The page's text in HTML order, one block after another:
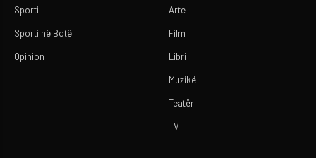
Sporti
Sporti në Botë
Opinion
Arte
Film
Libri
Muzikë
Teatër
TV